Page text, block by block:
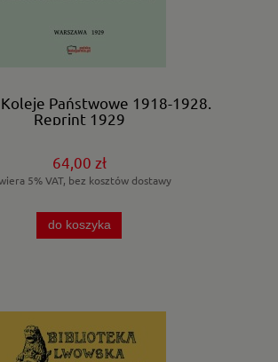
Państwowe 1918-1928.
Reprint 1929
64,00 zł
5% VAT, bez kosztów dostawy
do koszyka